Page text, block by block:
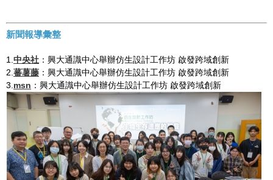
新聞報導彙整
1. 中央社 ：興大通識中心舉辦仿生設計工作坊 啟發跨域創新
2. 蕃薯藤 ：興大通識中心舉辦仿生設計工作坊 啟發跨域創新
3. msn ：興大通識中心舉辦仿生設計工作坊 啟發跨域創新